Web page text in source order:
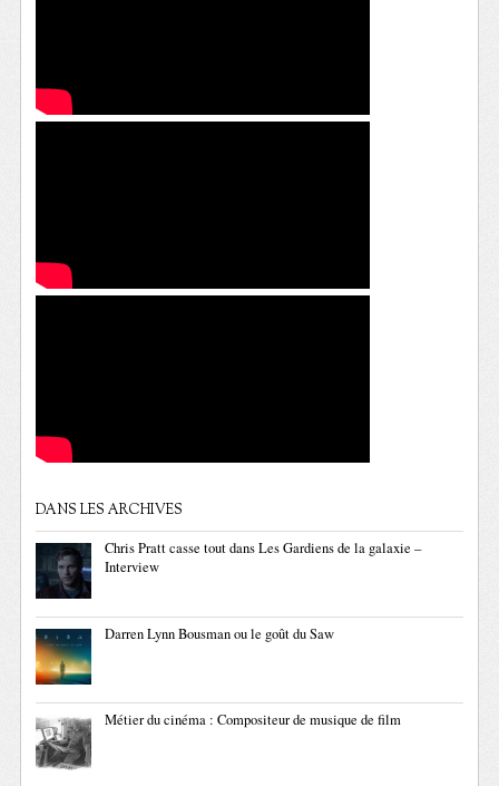
DANS LES ARCHIVES
Chris Pratt casse tout dans Les Gardiens de la galaxie –
Interview
Darren Lynn Bousman ou le goût du Saw
Métier du cinéma : Compositeur de musique de film